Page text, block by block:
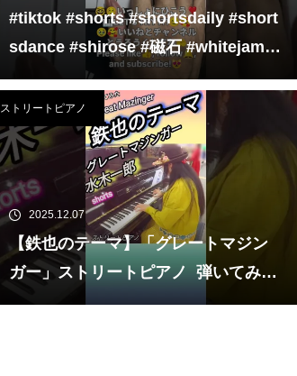
#tiktok #shorts #shortsdaily #short
sdance #shirose #磁石 #whitejam #
ピアノ初心者 #ピアノレッスン #pian
o #ピアノ
ストリートピアノ
2025.12.07
【鉄也のテーマ】「グレートマジン
ガー」ストリートピアノ 弾いてみた
#shorts